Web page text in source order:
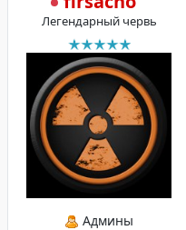
Легендарный червь
Админы